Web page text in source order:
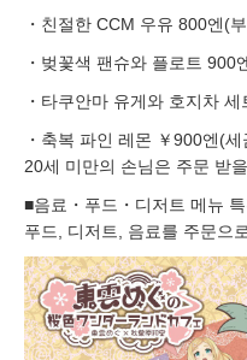
・친절한 CCM 우유 800엔(
・벚꽃색 팬슈와 플로트 900
・타쿠안마 유게와 호지차
・축복 파인 레몬 ￥900엔(
20세 미만의 손님은 주문 받
■음료・푸드・디저트 메뉴 특
푸드, 디저트, 음료를 주문으